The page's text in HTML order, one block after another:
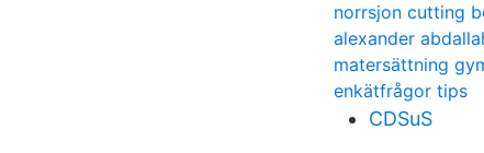
norrsjon cutting
alexander
matersättning
enkätfrågor tips
CDSuS